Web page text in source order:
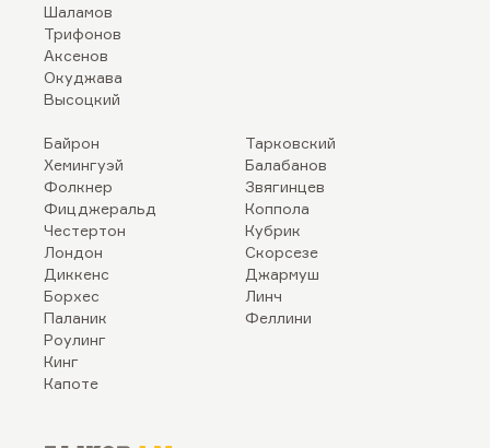
Шаламов
Трифонов
Аксенов
Окуджава
Высоцкий
Байрон
Хемингуэй
Фолкнер
Фицджеральд
Честертон
Лондон
Диккенс
Борхес
Паланик
Роулинг
Кинг
Капоте
Тарковский
Балабанов
Звягинцев
Коппола
Кубрик
Скорсезе
Джармуш
Линч
Феллини